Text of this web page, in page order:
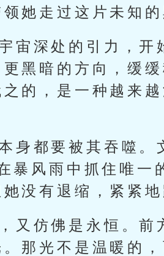
她走过这片未知的
宙深处的引力，开
黑暗的方向，缓
的，是一种越来
身都要被其吞噬。
暴风雨中抓住唯一
没有退缩，紧紧地
又仿佛是永恒。前
那光不是温暖的